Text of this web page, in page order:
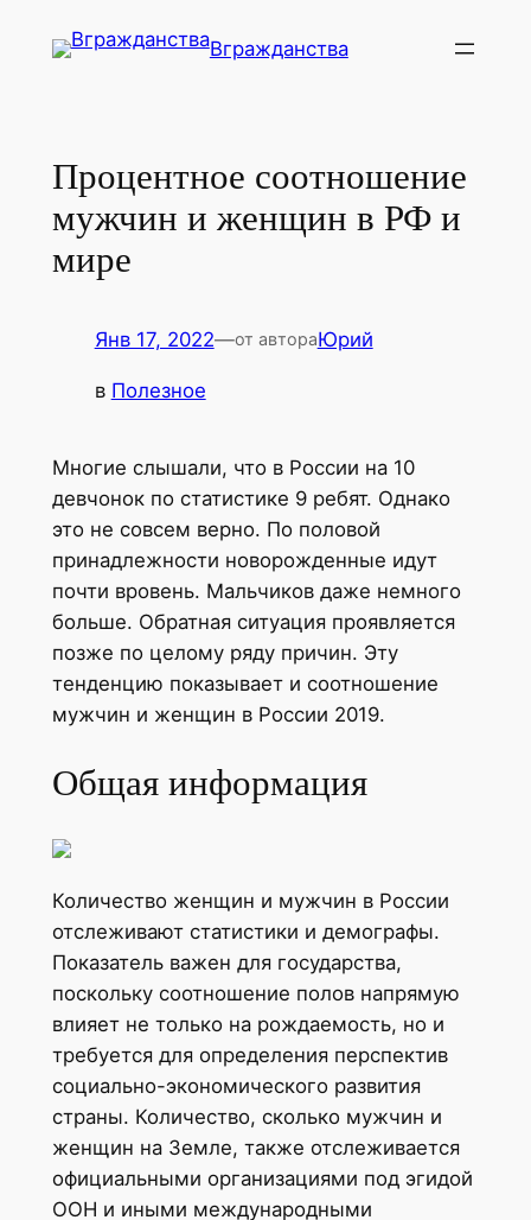
Вгражданства
Процентное соотношение
мужчин и женщин в РФ и
мире
Янв 17, 2022—от автораЮрий
в Полезное
Многие слышали, что в России на 10
девчонок по статистике 9 ребят. Однако
это не совсем верно. По половой
принадлежности новорожденные идут
почти вровень. Мальчиков даже немного
больше. Обратная ситуация проявляется
позже по целому ряду причин. Эту
тенденцию показывает и соотношение
мужчин и женщин в России 2019.
Общая информация
Количество женщин и мужчин в России
отслеживают статистики и демографы.
Показатель важен для государства,
поскольку соотношение полов напрямую
влияет не только на рождаемость, но и
требуется для определения перспектив
социально-экономического развития
страны. Количество, сколько мужчин и
женщин на Земле, также отслеживается
официальными организациями под эгидой
ООН и иными международными